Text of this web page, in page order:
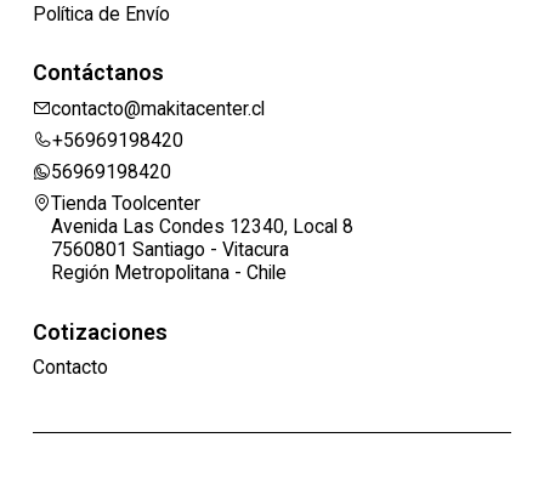
Política de Envío
Contáctanos
contacto@makitacenter.cl
+56969198420
56969198420
Tienda Toolcenter
Avenida Las Condes 12340, Local 8
7560801 Santiago - Vitacura
Región Metropolitana - Chile
Cotizaciones
Contacto